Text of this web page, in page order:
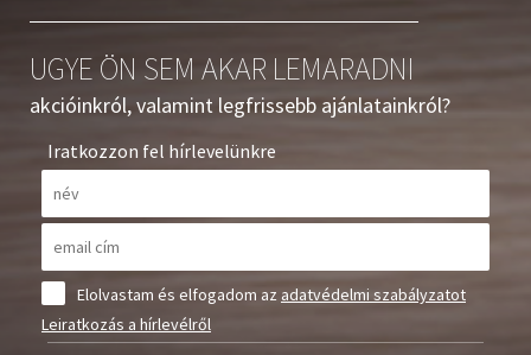
UGYE ÖN SEM AKAR LEMARADNI
akcióinkról, valamint legfrissebb ajánlatainkról?
Iratkozzon fel hírlevelünkre
Elolvastam és elfogadom azadatvédelmi szabályzatot
Leiratkozás a hírlevélről